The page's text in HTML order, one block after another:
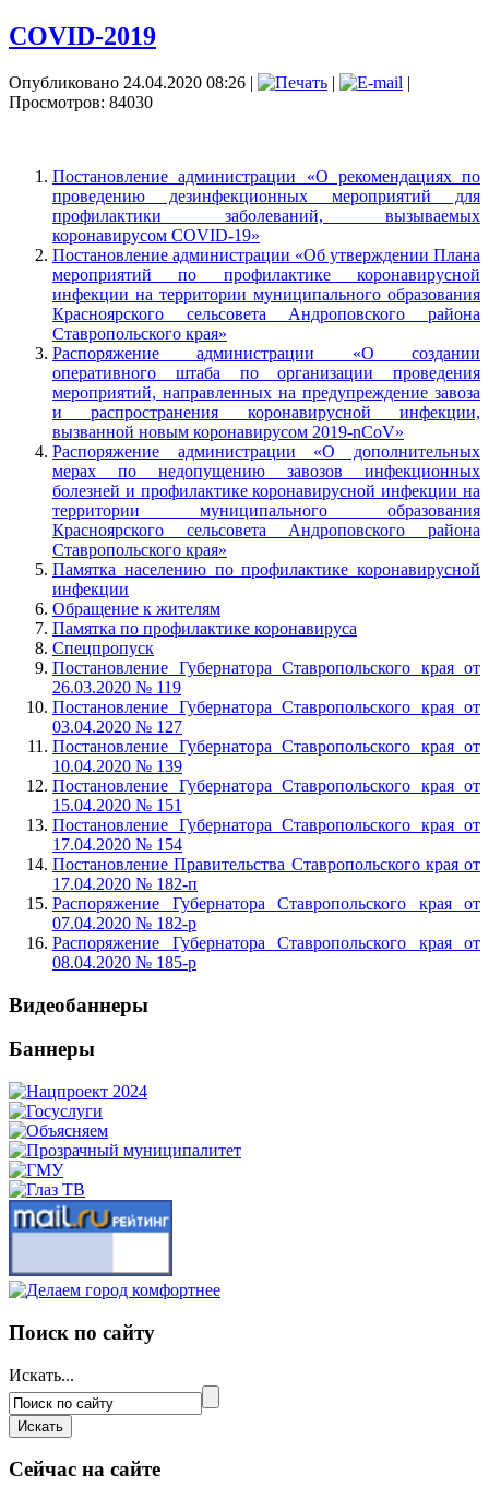
COVID-2019
Опубликовано 24.04.2020 08:26 | |
|
Просмотров: 84030
Постановление администрации «О рекомендациях по
проведению дезинфекционных мероприятий для
профилактики заболеваний, вызываемых
коронавирусом COVID-19»
Постановление администрации «Об утверждении Плана
мероприятий по профилактике коронавирусной
инфекции на территории муниципального образования
Красноярского сельсовета Андроповского района
Ставропольского края»
Распоряжение администрации «О создании
оперативного штаба по организации проведения
мероприятий, направленных на предупреждение завоза
и распространения коронавирусной инфекции,
вызванной новым коронавирусом 2019-nCоV»
Распоряжение администрации «О дополнительных
мерах по недопущению завозов инфекционных
болезней и профилактике коронавирусной инфекции на
территории муниципального образования
Красноярского сельсовета Андроповского района
Ставропольского края»
Памятка населению по профилактике коронавирусной
инфекции
Обращение к жителям
Памятка по профилактике коронавируса
Спецпропуск
Постановление Губернатора Ставропольского края от
26.03.2020 № 119
Постановление Губернатора Ставропольского края от
03.04.2020 № 127
Постановление Губернатора Ставропольского края от
10.04.2020 № 139
Постановление Губернатора Ставропольского края от
15.04.2020 № 151
Постановление Губернатора Ставропольского края от
17.04.2020 № 154
Постановление Правительства Ставропольского края от
17.04.2020 № 182-п
Распоряжение Губернатора Ставропольского края от
07.04.2020 № 182-р
Распоряжение Губернатора Ставропольского края от
08.04.2020 № 185-р
Видеобаннеры
Баннеры
Поиск по сайту
Искать...
Сейчас на сайте